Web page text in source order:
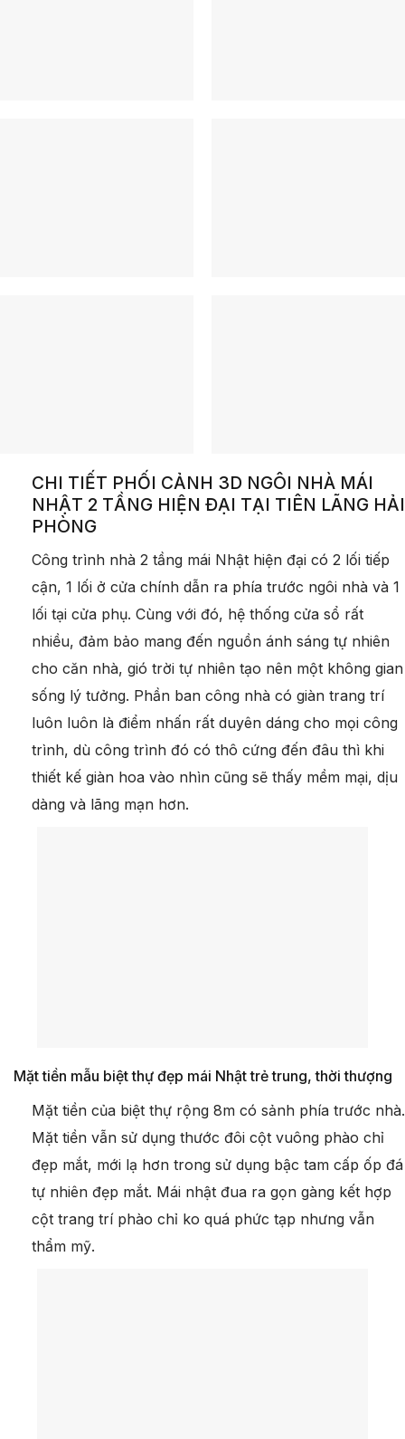
CHI TIẾT PHỐI CẢNH 3D NGÔI NHÀ MÁI
NHẬT 2 TẦNG HIỆN ĐẠI TẠI TIÊN LÃNG HẢI
PHÒNG
Công trình nhà 2 tầng mái Nhật hiện đại có 2 lối tiếp
cận, 1 lối ở cửa chính dẫn ra phía trước ngôi nhà và 1
lối tại cửa phụ. Cùng với đó, hệ thống cửa sổ rất
nhiều, đảm bảo mang đến nguồn ánh sáng tự nhiên
cho căn nhà, gió trời tự nhiên tạo nên một không gian
sống lý tưởng. Phần ban công nhà có giàn trang trí
luôn luôn là điểm nhấn rất duyên dáng cho mọi công
trình, dù công trình đó có thô cứng đến đâu thì khi
thiết kế giàn hoa vào nhìn cũng sẽ thấy mềm mại, dịu
dàng và lãng mạn hơn.
Mặt tiền mẫu biệt thự đẹp mái Nhật trẻ trung, thời thượng
Mặt tiền của biệt thự rộng 8m có sảnh phía trước nhà.
Mặt tiền vẫn sử dụng thước đôi cột vuông phào chỉ
đẹp mắt, mới lạ hơn trong sử dụng bậc tam cấp ốp đá
tự nhiên đẹp mắt. Mái nhật đua ra gọn gàng kết hợp
cột trang trí phào chỉ ko quá phức tạp nhưng vẫn
thẩm mỹ.